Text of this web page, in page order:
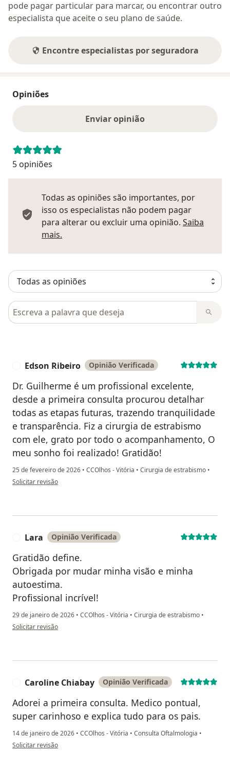
pode pagar particular para marcar, ou encontrar outro
especialista que aceite o seu plano de saúde.
Encontre especialistas por seguradora
Opiniões
Enviar opinião
5 opiniões
Todas as opiniões são importantes, por
isso os especialistas não podem pagar
para alterar ou excluir uma opinião. Saiba
mais.
Pesquisar em opiniões
Edson Ribeiro Opinião Verificada
Dr. Guilherme é um profissional excelente,
desde a primeira consulta procurou detalhar
todas as etapas futuras, trazendo tranquilidade
e transparência. Fiz a cirurgia de estrabismo
com ele, grato por todo o acompanhamento, O
meu sonho foi realizado! Gratidão!
25 de fevereiro de 2026 • CCOlhos - Vitória • Cirurgia de estrabismo •
na opinião do utilizador Edson Ribeiro
Solicitar revisão
Lara Opinião Verificada
Gratidão define.
Obrigada por mudar minha visão e minha
autoestima.
Profissional incrível!
29 de janeiro de 2026 • CCOlhos - Vitória • Cirurgia de estrabismo •
na opinião do utilizador Lara
Solicitar revisão
Caroline Chiabay Opinião Verificada
Adorei a primeira consulta. Medico pontual,
super carinhoso e explica tudo para os pais.
14 de janeiro de 2026 • CCOlhos - Vitória • Consulta Oftalmologia •
na opinião do utilizador Caroline Chiabay
Solicitar revisão